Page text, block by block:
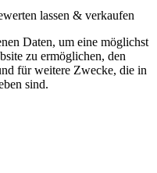
lassen & verkaufen
Daten, um eine möglichst
zu ermöglichen, den
für weitere Zwecke, die in
sind.